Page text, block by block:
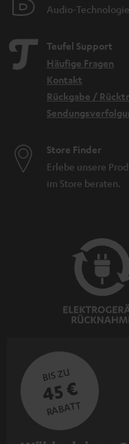
Audio-
Teufel Support
Häufige Fragen
Kontakt
Rückgabe /
Store Finder
Erlebe unsere
im Store beraten.
BIS ZU
45 €
RABATT